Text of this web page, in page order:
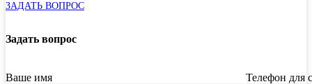
ЗАДАТЬ ВОПРОС
Задать вопрос
Ваше имя Телефон для